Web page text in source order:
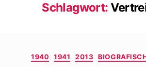
Schlagwort:
1940 1941 2013